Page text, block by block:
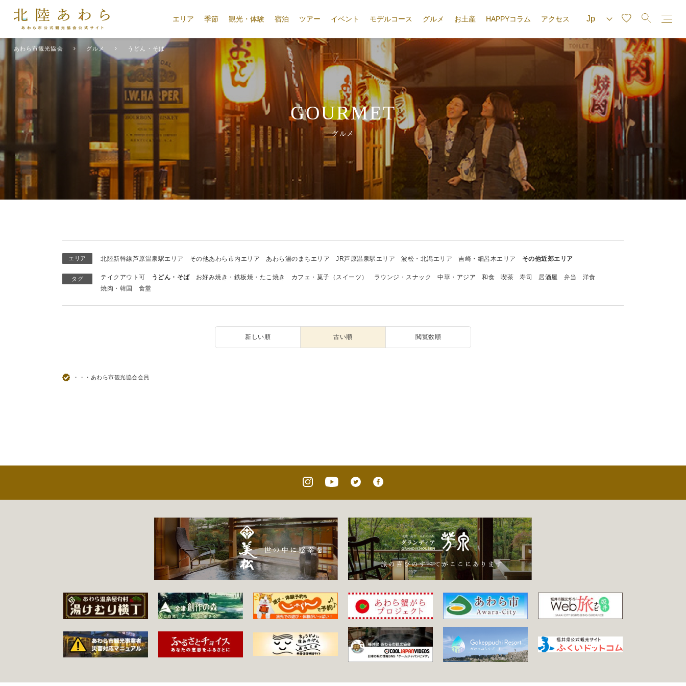
エリア 季節 観光・体験 宿泊 ツアー イベント モデルコース グルメ お土産 HAPPYコラム アクセス
あわら市観光協会 グルメ うどん・そば
GOURMET
グルメ
エリア 北陸新幹線芦原温泉駅エリア その他あわら市内エリア あわら湯のまちエリア JR芦原温泉駅エリア 波松・北潟エリア 吉崎・細呂木エリア その他近郊エリア
タグ テイクアウト可 うどん・そば お好み焼き・鉄板焼・たこ焼き カフェ・菓子（スイーツ） ラウンジ・スナック 中華・アジア 和食 喫茶 寿司 居酒屋 弁当
洋食
焼肉・韓国
食堂
新しい順 古い順 閲覧数順
・・・あわら市観光協会会員